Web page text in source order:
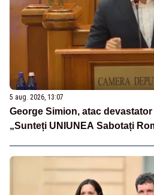
5 aug. 2026, 13:07
George Simion, atac
„Sunteți UNIUNEA Sabotați